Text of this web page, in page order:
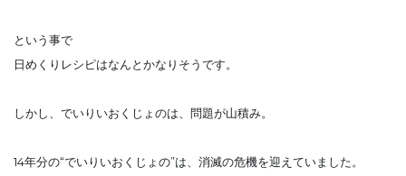
という事で
日めくりレシピはなんとかなりそうです。
しかし、でいりいおくじょのは、問題が山積み。
14年分の“でいりいおくじょの”は、消滅の危機を迎えていました。